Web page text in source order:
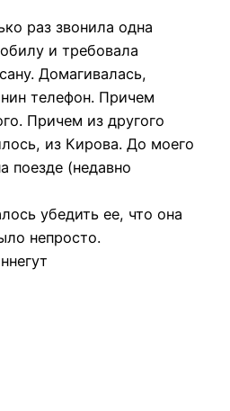
раз звонила одна
и требовала
Домагивалась,
телефон. Причем
Причем из другого
из Кирова. До моего
поезде (недавно
убедить ее, что она
непросто.